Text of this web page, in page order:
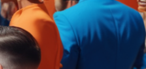
FAQ Zertifizierung